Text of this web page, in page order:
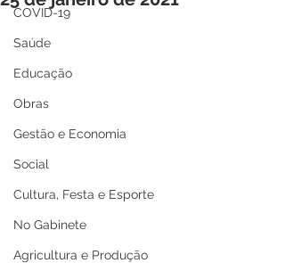
COVID-19
Saúde
Educação
Obras
Gestão e Economia
Social
Cultura, Festa e Esporte
No Gabinete
Agricultura e Produção